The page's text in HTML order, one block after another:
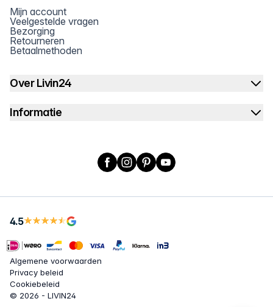
Mijn account
Veelgestelde vragen
Bezorging
Retourneren
Betaalmethoden
Over Livin24
Informatie
Facebook
Instagram
PinterestYouTube
4.5
Algemene voorwaarden
Privacy beleid
Cookiebeleid
© 2026 - LIVIN24